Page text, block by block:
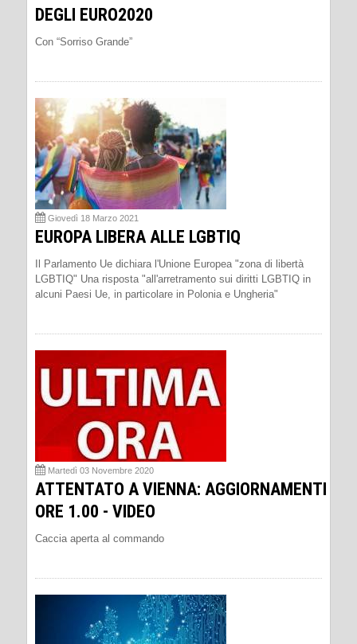
DEGLI EURO2020
Con “Sorriso Grande”
Giovedì 18 Marzo 2021
EUROPA LIBERA ALLE LGBTIQ
Il Parlamento Ue dichiara l'Unione Europea "zona di libertà
LGBTIQ" Una risposta "all'arretramento sui diritti LGBTIQ in
alcuni Paesi Ue, in particolare in Polonia e Ungheria"
Martedì 03 Novembre 2020
ATTENTATO A VIENNA: AGGIORNAMENTI
ORE 1.00 - VIDEO
Caccia aperta al commando